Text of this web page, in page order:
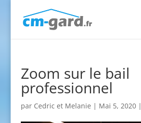
Zoom sur le bail
professionnel
par Cedric et Melanie | Mai 5, 2020|